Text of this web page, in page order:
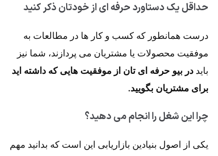
حداقل یک دستاورد حرفه ای از خودتان ذکر کنید
درست همانطور که کسب و کار ها در مطالعات به
موفقیت محصولات یا مشتریان می پردازند، شما نیز
بایددر بیو حرفه ای تان از موفقیت هایی که داشته اید
برای مشتریان بگویید.
چرا این شغل را انجام می دهید؟
یکی از اصول بنیادین بازاریابی این است که بدانید مهم